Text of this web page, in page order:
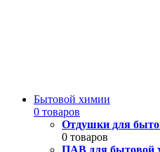
Бытовой химии
0 товаров
Отдушки для
0 товаров
ПАВ для бытовой